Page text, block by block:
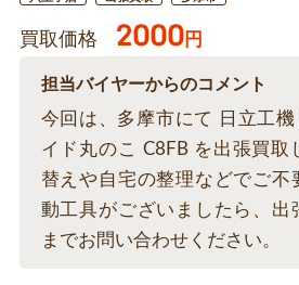
買取価格 2000円
担当バイヤーからのコメント
今回は、多摩市にて 日立工機
イド丸のこ C8FB を出張買取
替えや自宅の整理などでご不
動工具がございましたら、出
までお問い合わせください。